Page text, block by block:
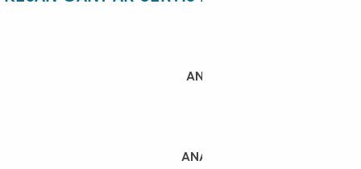
ANGÉLIQUE
ANASTASYIA